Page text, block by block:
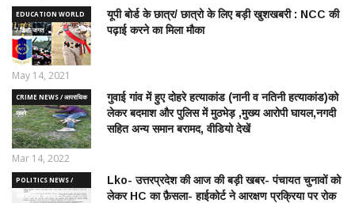
EDUCATION WORLD
/ शिक्षा जगत
यूपी बोर्ड के छात्र/ छात्रो के लिए बड़ी खुशखबरी : NCC की
पढ़ाई करने का मिला मौका
May 14, 2021
CRIME NEWS / आपराधिक
ख़बरे
गुवाई गांव में हुए दोहरे हत्याकांड (नानी व नतिनी हत्याकांड)को
लेकर बदमाश और पुलिस में मुठभेड़ ,मुख्य आरोपी घायल,नगदी
सहित अन्य समान बरामद, वीडियो देखें
Mar 14, 2022
POLITICS NEWS /
राजनीतिक समाचार
Lko- उत्तरप्रदेश की आज की बड़ी खबर- पंचायत चुनावों को
लेकर HC का फ़ैसला- हाईकोर्ट ने आरक्षण प्रक्रिया पर रोक